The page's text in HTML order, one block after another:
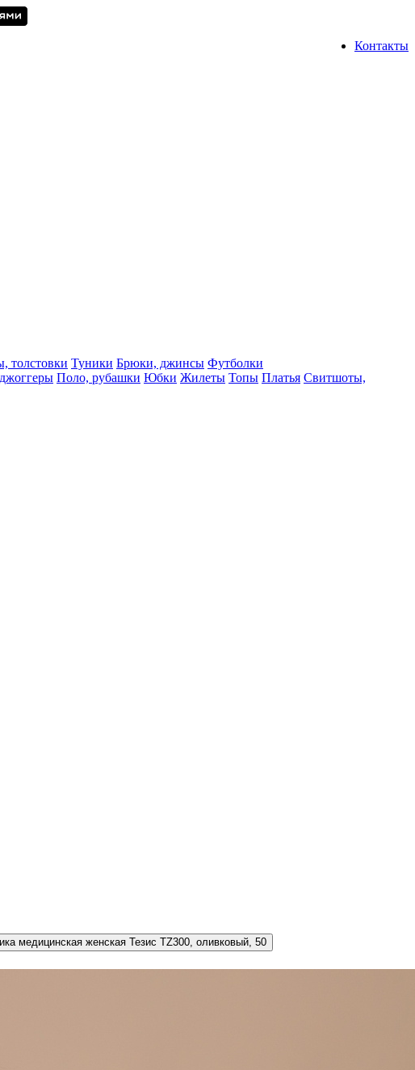
Контакты
толстовки Туники Брюки, джинсы Футболки
Поло, рубашки Юбки Жилеты Топы Платья Свитшоты,